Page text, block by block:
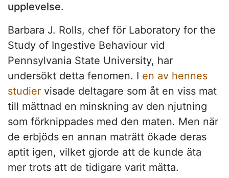
upplevelse.
Barbara J. Rolls, chef för Laboratory for the
Study of Ingestive Behaviour vid
Pennsylvania State University, har
undersökt detta fenomen. I en av hennes
studier visade deltagare som åt en viss mat
till mättnad en minskning av den njutning
som förknippades med den maten. Men när
de erbjöds en annan maträtt ökade deras
aptit igen, vilket gjorde att de kunde äta
mer trots att de tidigare varit mätta.